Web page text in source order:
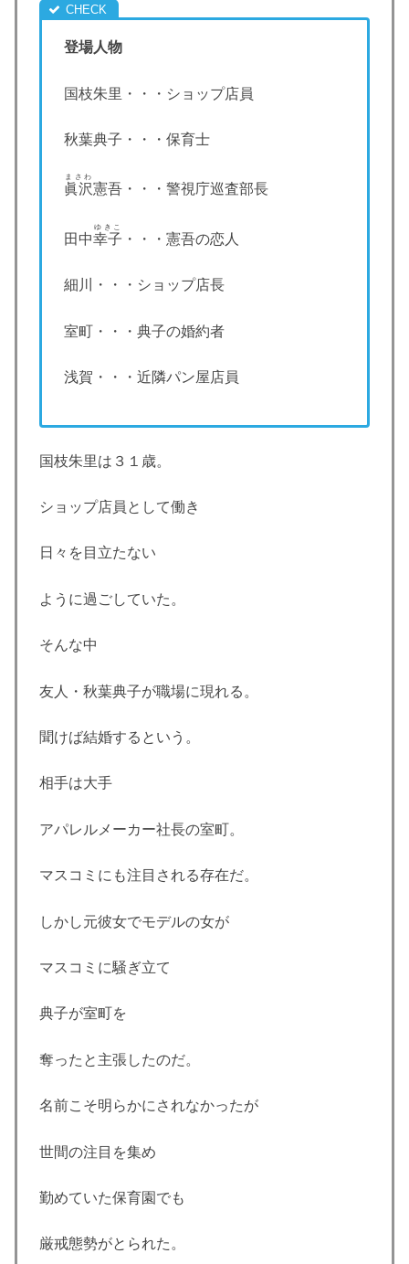
登場人物
国枝朱里・・・ショップ店員
秋葉典子・・・保育士
眞沢
まさわ
憲吾・・・警視庁巡査部長
田中幸子
ゆきこ
・・・憲吾の恋人
細川・・・ショップ店長
室町・・・典子の婚約者
浅賀・・・近隣パン屋店員
国枝朱里は３１歳。
ショップ店員として働き
日々を目立たない
ように過ごしていた。
そんな中
友人・秋葉典子が職場に現れる。
聞けば結婚するという。
相手は大手
アパレルメーカー社長の室町。
マスコミにも注目される存在だ。
しかし元彼女でモデルの女が
マスコミに騒ぎ立て
典子が室町を
奪ったと主張したのだ。
名前こそ明らかにされなかったが
世間の注目を集め
勤めていた保育園でも
厳戒態勢がとられた。